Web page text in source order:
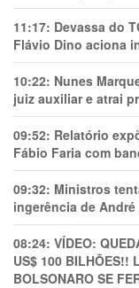
11:17: Devassa do
Flávio Dino aciona
10:22: Nunes
juiz auxiliar e atrai
09:52: Relatório
Fábio Faria com
09:32: Ministros
ingerência de
08:24: VÍDEO:
US$ 100 BILHÕES!!
BOLSONARO SE